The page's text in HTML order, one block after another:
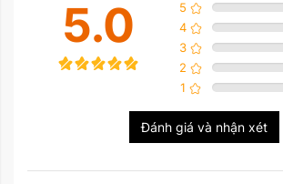
5.0 5
4
3
2
1
Đánh giá và nhận xét